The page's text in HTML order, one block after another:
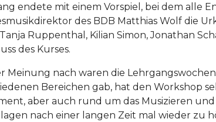
endete mit einem Vorspiel, bei dem alle
des BDB Matthias Wolf die
Tanja Ruppenthal, Kilian Simon, Jonathan
des Kurses.
Meinung nach waren die
Bereichen gab, hat den Workshop
aber auch rund um das Musizieren
nach einer langen Zeit mal wieder zu